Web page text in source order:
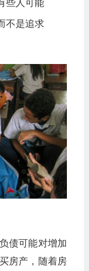
些人可能
不是追求
债可能对增加
房产，随着房